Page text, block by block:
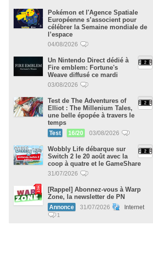
Pokémon et l'Agence Spatiale
Européenne s’associent pour
célébrer la Semaine mondiale de
l’espace
04/08/2026
Un Nintendo Direct dédié à
Fire emblem: Fortune's
Weave diffusé ce mardi
03/08/2026
Test de The Adventures of
Elliot : The Millenium Tales,
une belle épopée à travers le
temps
Test 16/20 03/08/2026
Wobbly Life débarque sur
Switch 2 le 20 août avec la
coop à quatre et le GameShare
31/07/2026
[Rappel] Abonnez-vous à Warp
Zone, la newsletter de PN
Annonce 31/07/2026 Internet
1